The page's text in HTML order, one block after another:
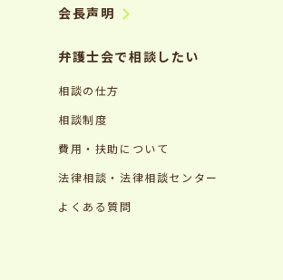
会長声明
弁護士会で相談したい
相談の仕方
相談制度
費用・扶助について
法律相談・法律相談センター
よくある質問